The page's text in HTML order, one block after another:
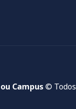
Campus©